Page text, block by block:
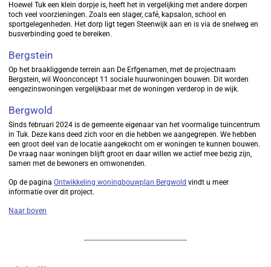
Hoewel Tuk een klein dorpje is, heeft het in vergelijking met andere dorpen
toch veel voorzieningen. Zoals een slager, café, kapsalon, school en
sportgelegenheden. Het dorp ligt tegen Steenwijk aan en is via de snelweg en
busverbinding goed te bereiken.
Bergstein
Op het braakliggende terrein aan De Erfgenamen, met de projectnaam
Bergstein, wil Woonconcept 11 sociale huurwoningen bouwen. Dit worden
eengezinswoningen vergelijkbaar met de woningen verderop in de wijk.
Bergwold
Sinds februari 2024 is de gemeente eigenaar van het voormalige tuincentrum
in Tuk. Deze kans deed zich voor en die hebben we aangegrepen. We hebben
een groot deel van de locatie aangekocht om er woningen te kunnen bouwen.
De vraag naar woningen blijft groot en daar willen we actief mee bezig zijn,
samen met de bewoners en omwonenden.
Op de paginaOntwikkeling woningbouwplan Bergwold vindt u meer
informatie over dit project.
Naar boven